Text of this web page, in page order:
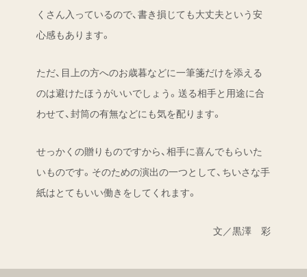
くさん入っているので、書き損じても大丈夫という安
心感もあります。
ただ、目上の方へのお歳暮などに一筆箋だけを添える
のは避けたほうがいいでしょう。送る相手と用途に合
わせて、封筒の有無などにも気を配ります。
せっかくの贈りものですから、相手に喜んでもらいた
いものです。そのための演出の一つとして、ちいさな手
紙はとてもいい働きをしてくれます。
文／黒澤 彩